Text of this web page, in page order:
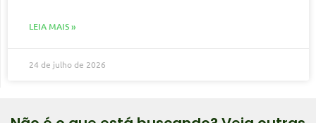
LEIA MAIS »
24 de julho de 2026